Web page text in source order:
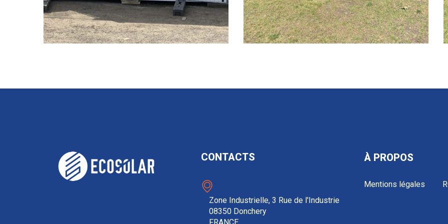
CONTACTS
Zone Industrielle, 3 Rue de l'Industrie
08350 Donchery
FRANCE
À PROPOS
Mentions légales